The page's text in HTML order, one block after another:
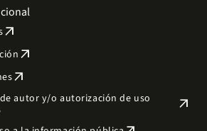
arrow_outward
arrow_outward
arrow_outward
autor y/o autorización de uso
arrow_outward